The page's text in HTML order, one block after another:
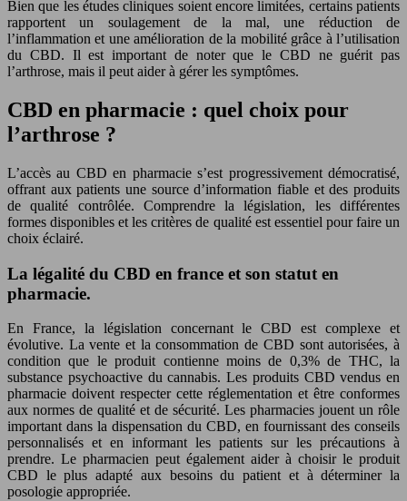
Bien que les études cliniques soient encore limitées, certains patients
rapportent un soulagement de la mal, une réduction de
l’inflammation et une amélioration de la mobilité grâce à l’utilisation
du CBD. Il est important de noter que le CBD ne guérit pas
l’arthrose, mais il peut aider à gérer les symptômes.
CBD en pharmacie : quel choix pour
l’arthrose ?
L’accès au CBD en pharmacie s’est progressivement démocratisé,
offrant aux patients une source d’information fiable et des produits
de qualité contrôlée. Comprendre la législation, les différentes
formes disponibles et les critères de qualité est essentiel pour faire un
choix éclairé.
La légalité du CBD en france et son statut en
pharmacie.
En France, la législation concernant le CBD est complexe et
évolutive. La vente et la consommation de CBD sont autorisées, à
condition que le produit contienne moins de 0,3% de THC, la
substance psychoactive du cannabis. Les produits CBD vendus en
pharmacie doivent respecter cette réglementation et être conformes
aux normes de qualité et de sécurité. Les pharmacies jouent un rôle
important dans la dispensation du CBD, en fournissant des conseils
personnalisés et en informant les patients sur les précautions à
prendre. Le pharmacien peut également aider à choisir le produit
CBD le plus adapté aux besoins du patient et à déterminer la
posologie appropriée.